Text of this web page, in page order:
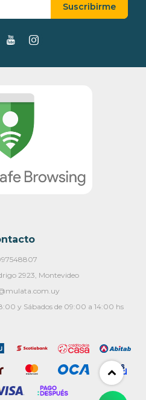
2923, Montevideo
y Sábados de 09:00 a 14:00 hs
Suscribirme
 